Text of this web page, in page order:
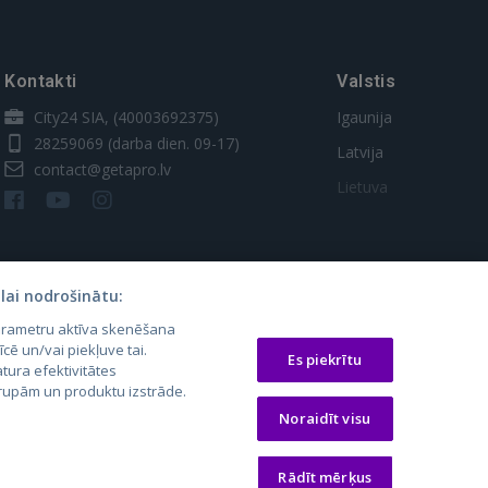
Kontakti
City24 SIA, (40003692375)
28259069 (darba dien. 09-17)
contact@getapro.lv
Valstis
Igaunija
Latvija
Lietuva
nodrošinātu:
aktīva skenēšana
un/vai piekļuve tai.
efektivitātes
un produktu izstrāde.
Es piekrītu
Noraidīt visu
Rādīt mērķus